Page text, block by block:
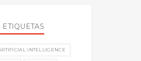
INTELLIGENCE